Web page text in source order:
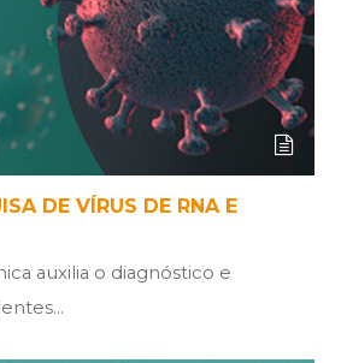
DE VÍRUS DE RNA E
auxilia o diagnóstico e